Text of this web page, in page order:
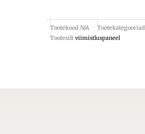
Tootekood N/A Tootekategooriad
Tootesilt viimistluspaneel